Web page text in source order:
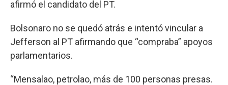
afirmó el candidato del PT.
Bolsonaro no se quedó atrás e intentó vincular a
Jefferson al PT afirmando que “compraba” apoyos
parlamentarios.
“Mensalao, petrolao, más de 100 personas presas.